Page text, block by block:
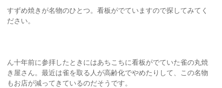
すずめ焼きが名物のひとつ。看板がでていますので探してみてく
ださい。
ん十年前に参拝したときにはあちこちに看板がでていた雀の丸焼
き屋さん。最近は雀を取る人が高齢化でやめたりして、この名物
もお店が減ってきているのだそうです。